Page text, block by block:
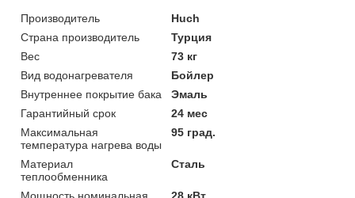
Производитель
Huch
Страна производитель
Турция
Вес
73 кг
Вид водонагревателя
Бойлер
Внутреннее покрытие бака
Эмаль
Гарантийный срок
24 мес
Максимальная
температура нагрева воды
95 град.
Материал
теплообменника
Сталь
Мощность номинальная
28 кВт